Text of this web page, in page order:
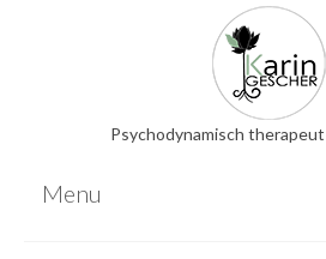
Psychodynamisch
Menu